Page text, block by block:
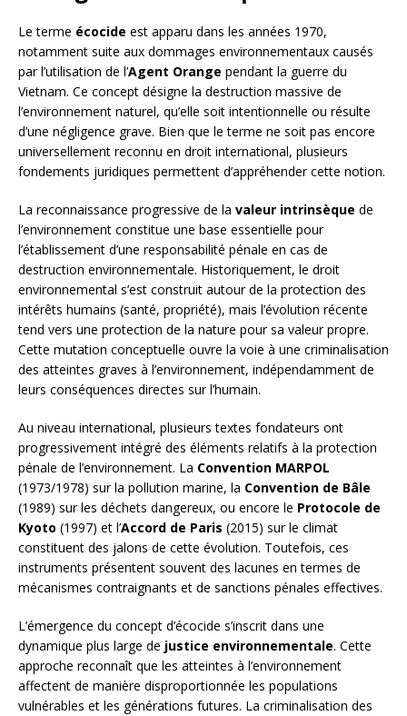
Le terme écocide est apparu dans les années 1970,
notamment suite aux dommages environnementaux causés
par l’utilisation de l’Agent Orange pendant la guerre du
Vietnam. Ce concept désigne la destruction massive de
l’environnement naturel, qu’elle soit intentionnelle ou résulte
d’une négligence grave. Bien que le terme ne soit pas encore
universellement reconnu en droit international, plusieurs
fondements juridiques permettent d’appréhender cette notion.
La reconnaissance progressive de la valeur intrinsèque de
l’environnement constitue une base essentielle pour
l’établissement d’une responsabilité pénale en cas de
destruction environnementale. Historiquement, le droit
environnemental s’est construit autour de la protection des
intérêts humains (santé, propriété), mais l’évolution récente
tend vers une protection de la nature pour sa valeur propre.
Cette mutation conceptuelle ouvre la voie à une criminalisation
des atteintes graves à l’environnement, indépendamment de
leurs conséquences directes sur l’humain.
Au niveau international, plusieurs textes fondateurs ont
progressivement intégré des éléments relatifs à la protection
pénale de l’environnement. La Convention MARPOL
(1973/1978) sur la pollution marine, la Convention de Bâle
(1989) sur les déchets dangereux, ou encore le Protocole de
Kyoto (1997) et l’Accord de Paris (2015) sur le climat
constituent des jalons de cette évolution. Toutefois, ces
instruments présentent souvent des lacunes en termes de
mécanismes contraignants et de sanctions pénales effectives.
L’émergence du concept d’écocide s’inscrit dans une
dynamique plus large de justice environnementale. Cette
approche reconnaît que les atteintes à l’environnement
affectent de manière disproportionnée les populations
vulnérables et les générations futures. La criminalisation des